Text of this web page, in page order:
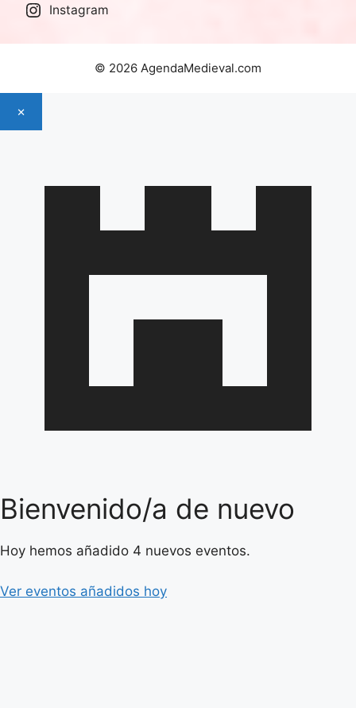
Instagram
© 2026 AgendaMedieval.com
×
Bienvenido/a de nuevo
Hoy hemos añadido 4 nuevos eventos.
Ver eventos añadidos hoy